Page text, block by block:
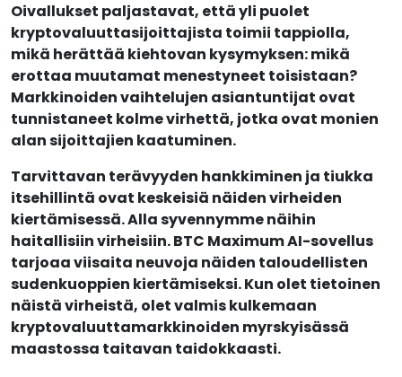
Oivallukset paljastavat, että yli puolet
kryptovaluuttasijoittajista toimii tappiolla,
mikä herättää kiehtovan kysymyksen: mikä
erottaa muutamat menestyneet toisistaan?
Markkinoiden vaihtelujen asiantuntijat ovat
tunnistaneet kolme virhettä, jotka ovat monien
alan sijoittajien kaatuminen.
Tarvittavan terävyyden hankkiminen ja tiukka
itsehillintä ovat keskeisiä näiden virheiden
kiertämisessä. Alla syvennymme näihin
haitallisiin virheisiin. BTC Maximum AI-sovellus
tarjoaa viisaita neuvoja näiden taloudellisten
sudenkuoppien kiertämiseksi. Kun olet tietoinen
näistä virheistä, olet valmis kulkemaan
kryptovaluuttamarkkinoiden myrskyisässä
maastossa taitavan taidokkaasti.